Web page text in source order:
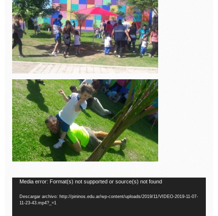
Reproductor
vídeo
Media error: Format(s) not supported or source(s) not found
Descargar archivo: http://pininos.edu.ar/wp-content/uploads/2019/11/VIDEO-2019-11-07-
11-23-43.mp4?_=1